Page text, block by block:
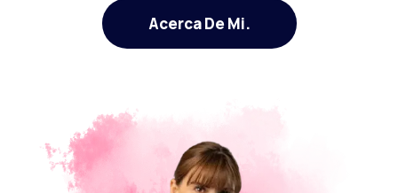
Acerca De Mi.